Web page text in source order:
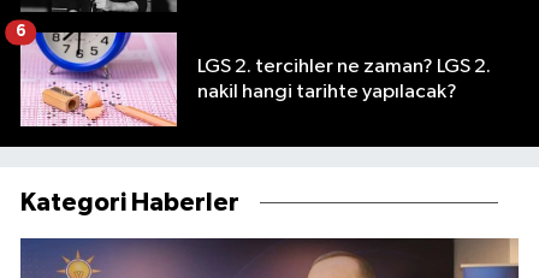
LGS 2. tercihler ne zaman? LGS 2.
nakil hangi tarihte yapılacak?
6
Kategori Haberler